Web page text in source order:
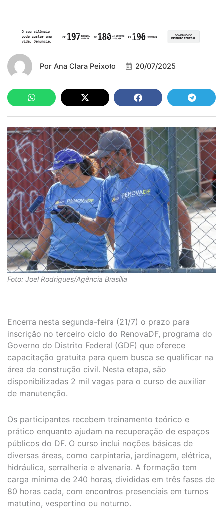
Por Ana Clara Peixoto 20/07/2025
Foto: Joel Rodrigues/Agência Brasília
Encerra nesta segunda-feira (21/7) o prazo para
inscrição no terceiro ciclo do RenovaDF, programa do
Governo do Distrito Federal (GDF) que oferece
capacitação gratuita para quem busca se qualificar na
área da construção civil. Nesta etapa, são
disponibilizadas 2 mil vagas para o curso de auxiliar
de manutenção.
Os participantes recebem treinamento teórico e
prático enquanto ajudam na recuperação de espaços
públicos do DF. O curso inclui noções básicas de
diversas áreas, como carpintaria, jardinagem, elétrica,
hidráulica, serralheria e alvenaria. A formação tem
carga mínima de 240 horas, divididas em três fases de
80 horas cada, com encontros presenciais em turnos
matutino, vespertino ou noturno.